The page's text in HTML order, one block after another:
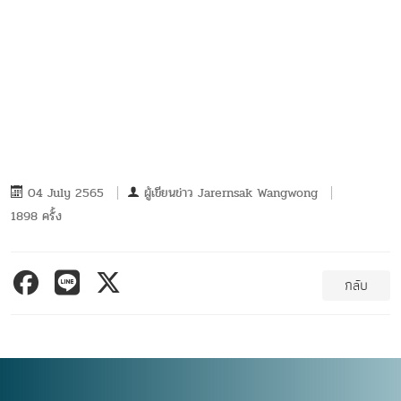
04 July 2565 ผู้เขียนข่าว Jarernsak Wangwong
1898 ครั้ง
กลับ